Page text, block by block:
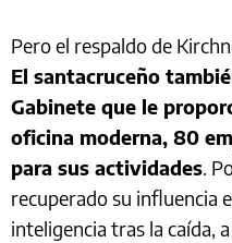
Pero el respaldo de
El santacruceño
Gabinete que le
oficina moderna, 80
para sus actividades.
recuperado su influencia
inteligencia tras la caída,